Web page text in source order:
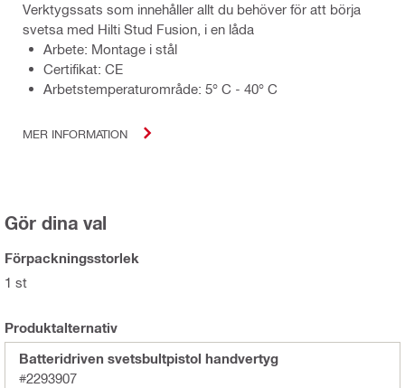
Verktygssats som innehåller allt du behöver för att börja
svetsa med Hilti Stud Fusion, i en låda
Arbete: Montage i stål
Certifikat: CE
Arbetstemperaturområde: 5° C - 40° C
MER INFORMATION
Gör dina val
Förpackningsstorlek
1 st
Produktalternativ
Batteridriven svetsbultpistol handvertyg
#2293907